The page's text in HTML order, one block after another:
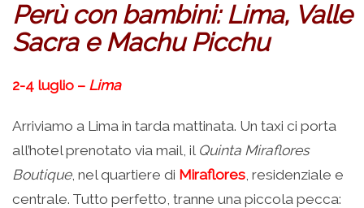
Perù con bambini: Lima, Valle
Sacra e Machu Picchu
2-4 luglio – Lima
Arriviamo a Lima in tarda mattinata. Un taxi ci porta
all’hotel prenotato via mail, il Quinta Miraflores
Boutique, nel quartiere di Miraflores , residenziale e
centrale. Tutto perfetto, tranne una piccola pecca: